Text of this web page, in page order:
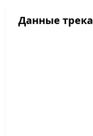
Данные трека